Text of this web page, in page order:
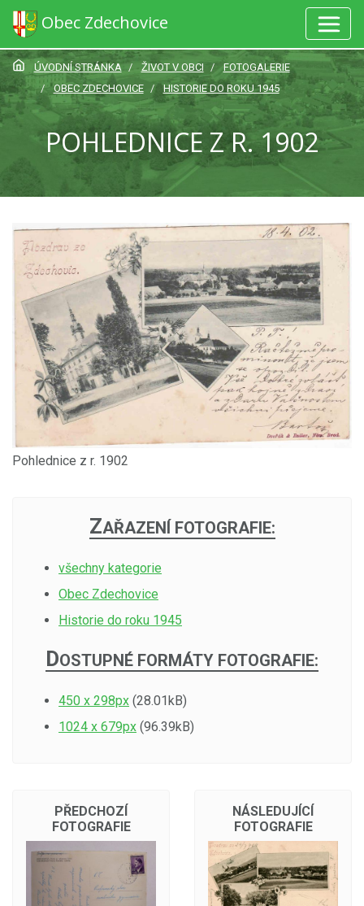
Obec Zdechovice
ÚVODNÍ STRÁNKA ŽIVOT V OBCI
FOTOGALERIE
OBEC ZDECHOVICE
HISTORIE DO ROKU 1945
POHLEDNICE Z R. 1902
Pohlednice z r. 1902
ZAŘAZENÍ FOTOGRAFIE:
všechny kategorie
Obec Zdechovice
Historie do roku 1945
DOSTUPNÉ FORMÁTY FOTOGRAFIE:
450 x 298px (28.01kB)
1024 x 679px (96.39kB)
PŘEDCHOZÍ
FOTOGRAFIE
NÁSLEDUJÍCÍ
FOTOGRAFIE